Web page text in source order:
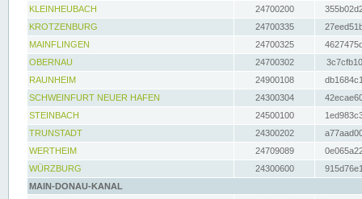
KLEINHEUBACH 24700200
KROTZENBURG
24700335
MAINFLINGEN
24700325
OBERNAU
24700302
RAUNHEIM
24900108
SCHWEINFURT NEUER HAFEN
24300304
STEINBACH
24500100
TRUNSTADT
24300202
WERTHEIM
24709089
WÜRZBURG
24300600
MAIN-DONAU-KANAL